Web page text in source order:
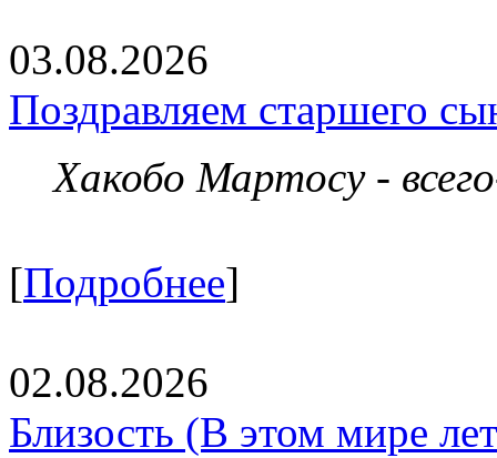
03.08.2026
Поздравляем старшего
Хакобо Мартосу -
[Подробнее]
02.08.2026
Близость (В этом мире